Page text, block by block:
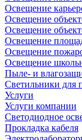
Освещение
Освещение
Освещение
Освещение
Освещение
Освещение
Пыле- и
Светильники для
Услуги
Услуги компании
Светодиодное
Прокладка кабеля